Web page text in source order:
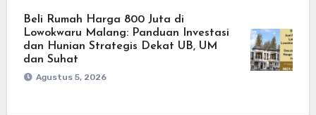
Beli Rumah Harga 800 Juta di
Lowokwaru Malang: Panduan Investasi
dan Hunian Strategis Dekat UB, UM
dan Suhat
Agustus 5, 2026